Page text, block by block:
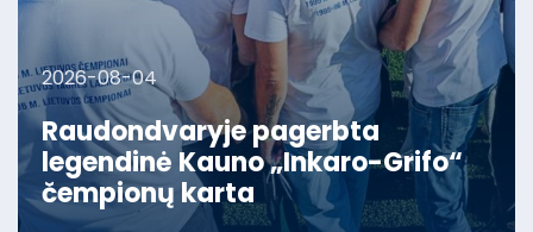
2026-08-04
Raudondvaryje pagerbta
legendinė Kauno „Inkaro-Grifo“
čempionų karta